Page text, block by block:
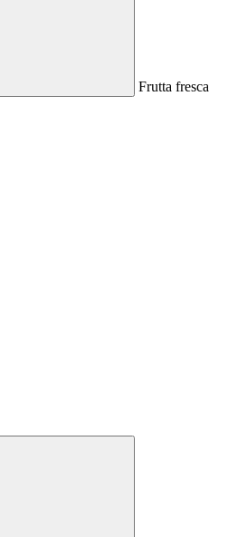
Frutta fresca